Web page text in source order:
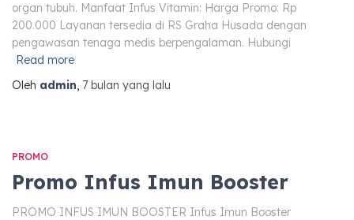
organ tubuh. Manfaat Infus Vitamin: Harga Promo: Rp
200.000 Layanan tersedia di RS Graha Husada dengan
pengawasan tenaga medis berpengalaman. Hubungi
Read more
Oleh admin, 7 bulan yang lalu
PROMO
Promo Infus Imun Booster
PROMO INFUS IMUN BOOSTER Infus Imun Booster